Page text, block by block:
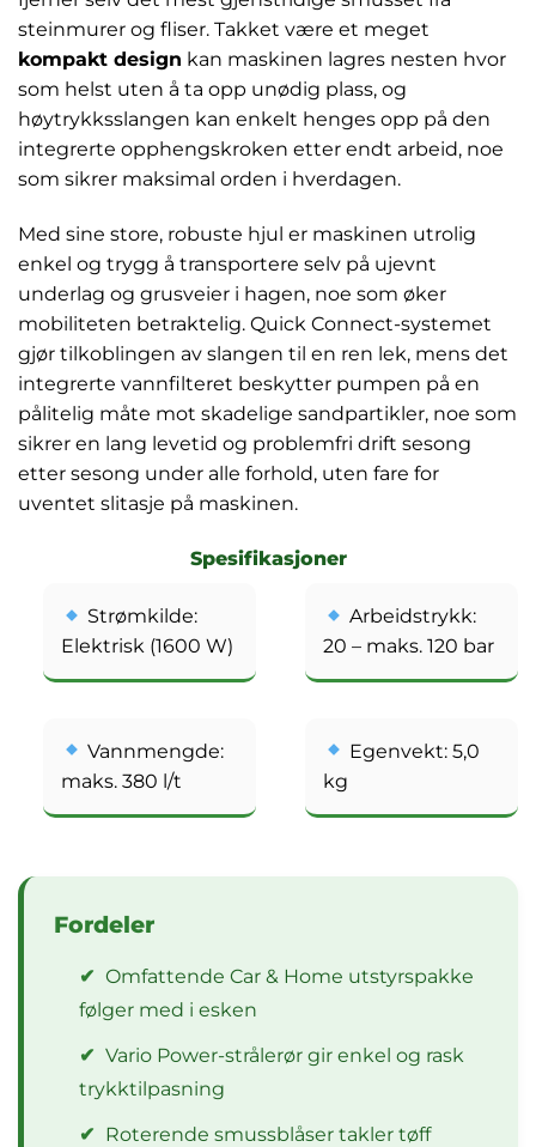
steinmurer og fliser. Takket være et meget
kompakt design kan maskinen lagres nesten hvor
som helst uten å ta opp unødig plass, og
høytrykksslangen kan enkelt henges opp på den
integrerte opphengskroken etter endt arbeid, noe
som sikrer maksimal orden i hverdagen.
Med sine store, robuste hjul er maskinen utrolig
enkel og trygg å transportere selv på ujevnt
underlag og grusveier i hagen, noe som øker
mobiliteten betraktelig. Quick Connect-systemet
gjør tilkoblingen av slangen til en ren lek, mens det
integrerte vannfilteret beskytter pumpen på en
pålitelig måte mot skadelige sandpartikler, noe som
sikrer en lang levetid og problemfri drift sesong
etter sesong under alle forhold, uten fare for
uventet slitasje på maskinen.
Spesifikasjoner
Strømkilde:
Elektrisk (1600 W)
Arbeidstrykk:
20 – maks. 120 bar
Vannmengde:
maks. 380 l/t
Egenvekt: 5,0
kg
Fordeler
✔ Omfattende Car & Home utstyrspakke
følger med i esken
✔ Vario Power-strålerør gir enkel og rask
trykktilpasning
✔ Roterende smussblåser takler tøff